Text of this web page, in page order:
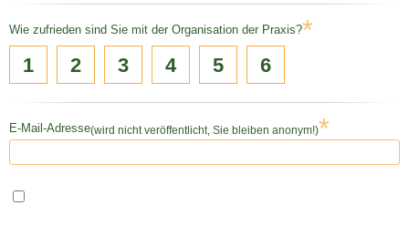
Wie zufrieden sind Sie mit der Organisation der Praxis?*
1 2 3 4 5 6
E-Mail-Adresse(wird nicht veröffentlicht, Sie bleiben anonym!)*